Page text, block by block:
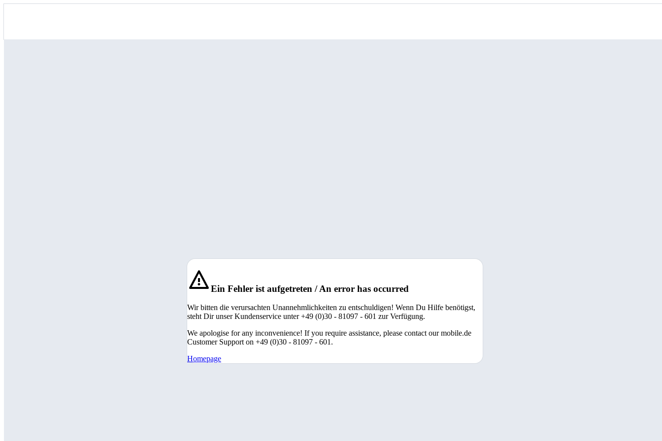
Ein Fehler ist aufgetreten / An error has occurred
Wir bitten die verursachten Unannehmlichkeiten zu entschuldigen! Wenn Du Hilfe benötigst,
steht Dir unser Kundenservice unter +49 (0)30 - 81097 - 601 zur Verfügung.
We apologise for any inconvenience! If you require assistance, please contact our mobile.de
Customer Support on +49 (0)30 - 81097 - 601.
Homepage